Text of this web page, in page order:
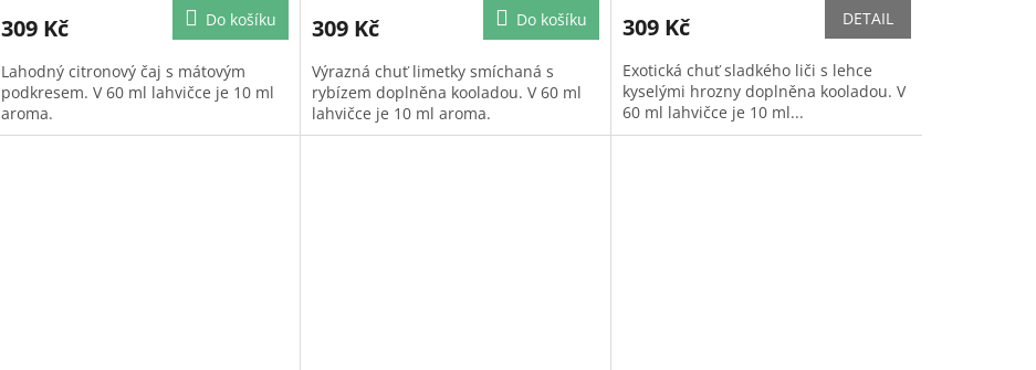
309 Kč Do košíku
Lahodný citronový čaj s mátovým
podkresem. V 60 ml lahvičce je 10 ml
aroma.
309 Kč Do košíku
Výrazná chuť limetky smíchaná s
rybízem doplněna kooladou. V 60 ml
lahvičce je 10 ml aroma.
309 Kč DETAIL
Exotická chuť sladkého liči s lehce
kyselými hrozny doplněna kooladou. V
60 ml lahvičce je 10 ml...